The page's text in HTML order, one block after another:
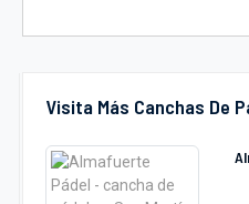
Visita Más Canchas De